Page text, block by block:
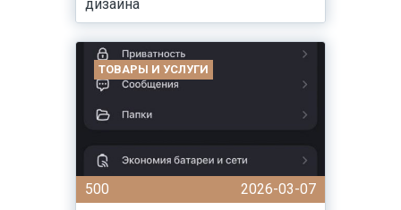
дизайна
ТОВАРЫ И УСЛУГИ
500 2026-03-07